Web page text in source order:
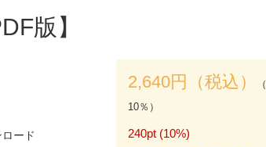
版】
ード
2,640円（税込）
10％）
240pt (10%)